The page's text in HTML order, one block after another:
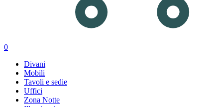
0
Divani
Mobili
Tavoli e sedie
Uffici
Zona Notte